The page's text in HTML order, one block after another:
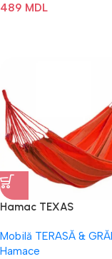
489 MDL
Hamac TEXAS
Mobilă TERASĂ &
Hamace